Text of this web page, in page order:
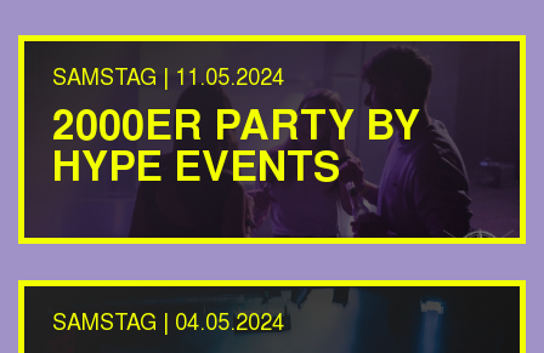
SAMSTAG | 11.05.2024
2000ER PARTY BY
HYPE EVENTS
SAMSTAG | 04.05.2024